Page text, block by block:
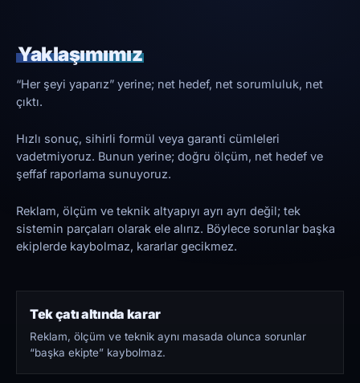
Yaklaşımımız
“Her şeyi yaparız” yerine; net hedef, net sorumluluk, net
çıktı.
Hızlı sonuç, sihirli formül veya garanti cümleleri
vadetmiyoruz. Bunun yerine; doğru ölçüm, net hedef ve
şeffaf raporlama sunuyoruz.
Reklam, ölçüm ve teknik altyapıyı ayrı ayrı değil; tek
sistemin parçaları olarak ele alırız. Böylece sorunlar başka
ekiplerde kaybolmaz, kararlar gecikmez.
Tek çatı altında karar
Reklam, ölçüm ve teknik aynı masada olunca sorunlar
“başka ekipte” kaybolmaz.